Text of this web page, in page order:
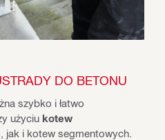
DO BETONU
szybko i łatwo
użyciu kotew
, jak i kotew segmentowych.